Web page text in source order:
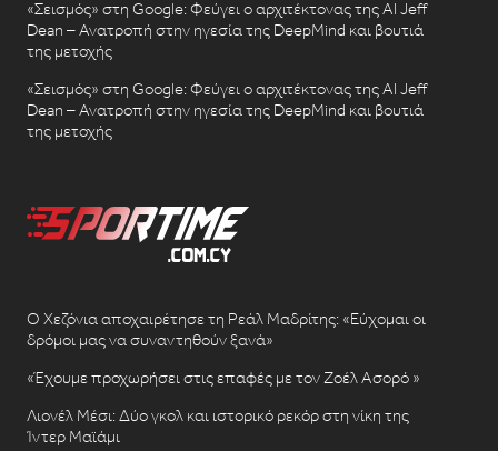
«Σεισμός» στη Google: Φεύγει ο αρχιτέκτονας της AI Jeff
Dean – Ανατροπή στην ηγεσία της DeepMind και βουτιά
της μετοχής
«Σεισμός» στη Google: Φεύγει ο αρχιτέκτονας της AI Jeff
Dean – Ανατροπή στην ηγεσία της DeepMind και βουτιά
της μετοχής
Ο Χεζόνια αποχαιρέτησε τη Ρεάλ Μαδρίτης: «Εύχομαι οι
δρόμοι μας να συναντηθούν ξανά»
«Έχουμε προχωρήσει στις επαφές με τον Ζοέλ Ασορό »
Λιονέλ Μέσι: Δύο γκολ και ιστορικό ρεκόρ στη νίκη της
Ίντερ Μαϊάμι